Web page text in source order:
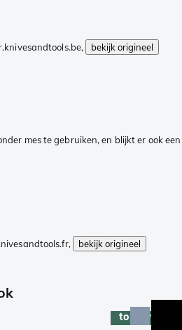
bekijk origineel
mes te gebruiken, en blijkt er ook een
bekijk origineel
topper